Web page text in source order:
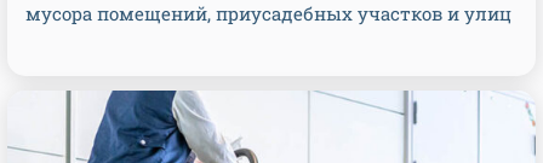
мусора помещений, приусадебных участков и улиц